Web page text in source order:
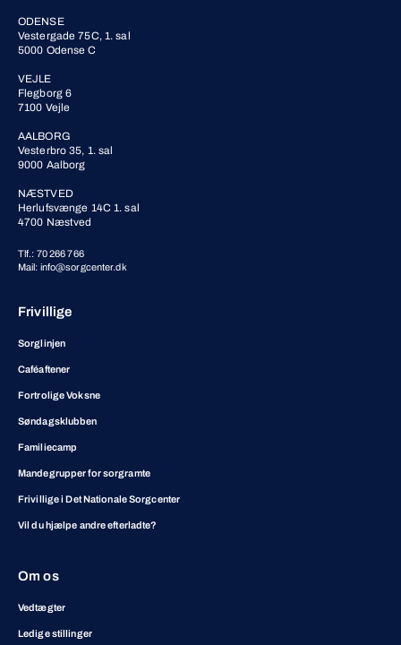
ODENSE
Vestergade 75C, 1. sal
5000 Odense C
VEJLE
Flegborg 6
7100 Vejle
AALBORG
Vesterbro 35, 1. sal
9000 Aalborg
NÆSTVED
Herlufsvænge 14C 1. sal
4700 Næstved
Tlf.: 70 266 766
Mail: info@sorgcenter.dk
Frivillige
Sorglinjen
Caféaftener
Fortrolige Voksne
Søndagsklubben
Familiecamp
Mandegrupper for sorgramte
Frivillige i Det Nationale Sorgcenter
Vil du hjælpe andre efterladte?
Om os
Vedtægter
Ledige stillinger